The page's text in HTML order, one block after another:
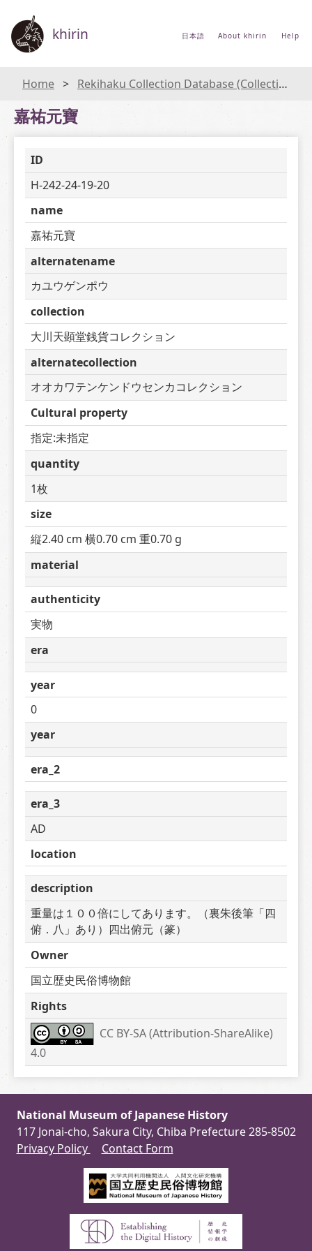
khirin 日本語 About khirin Help
Home Rekihaku Collection Database (Collections Database of the National Museum of Japanese History)
嘉祐元寶
ID
H-242-24-19-20
name
嘉祐元寶
alternatename
カユウゲンポウ
collection
大川天顕堂銭貨コレクション
alternatecollection
オオカワテンケンドウセンカコレクション
Cultural property
指定:未指定
quantity
1枚
size
縦2.40 cm 横0.70 cm 重0.70 g
material
authenticity
実物
era
year
0
year
era_2
era_3
AD
location
description
重量は１００倍にしてあります。（裏朱後筆「四
俯．八」あり）四出俯元（篆）
Owner
国立歴史民俗博物館
Rights
CC BY-SA (Attribution-ShareAlike)
4.0
National Museum of Japanese History
117 Jonai-cho, Sakura City, Chiba Prefecture 285-8502
Privacy Policy
Contact Form